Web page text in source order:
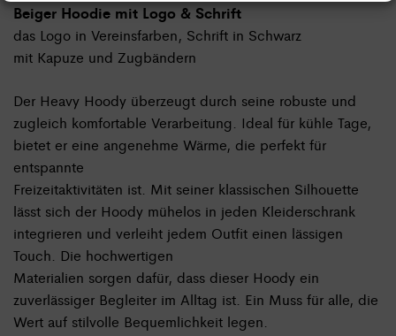
Beiger Hoodie mit Logo & Schrift
das Logo in Vereinsfarben, Schrift in Schwarz
mit Kapuze und Zugbändern
Der Heavy Hoody überzeugt durch seine robuste und
zugleich komfortable Verarbeitung. Ideal für kühle Tage,
bietet er eine angenehme Wärme, die perfekt für
entspannte
Freizeitaktivitäten ist. Mit seiner klassischen Silhouette
lässt sich der Hoody mühelos in jeden Kleiderschrank
integrieren und verleiht jedem Outfit einen lässigen
Touch. Die hochwertigen
Materialien sorgen dafür, dass dieser Hoody ein
zuverlässiger Begleiter im Alltag ist. Ein Muss für alle, die
Wert auf stilvolle Bequemlichkeit legen.